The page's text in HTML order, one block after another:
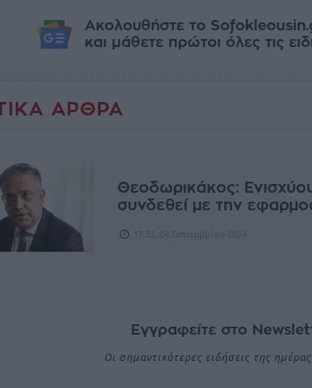
Ακολουθήστε το
και μάθετε πρώτοι όλες τις
ΆΡΘΡΑ
Θεοδωρικάκος:
συνδεθεί με την
Εγγραφείτε στο
Οι σημαντικότερες ειδήσεις της